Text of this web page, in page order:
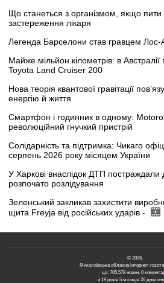
Що станеться з організмом, якщо
застереження лікаря
Легенда Барселони став гравцем Лос-
Майже мільйон кілометрів: в
Toyota Land Cruiser 200
Нова теорія квантової гравітації
енергію й життя
Смартфон і годинник в одному:
революційний гнучкий пристрій
Солідарність та підтримка: Чикаго
серпень 2026 року місяцем України
У Харкові внаслідок ДТП постраждали
розпочато розлідування
Зеленський закликав захистити
щита Freyja від російських ударів -
© 2026.
Миколаївська обласна інтернет-газета
це: 705,578 новин, 0
и 19 років 5 місяців 26 днів